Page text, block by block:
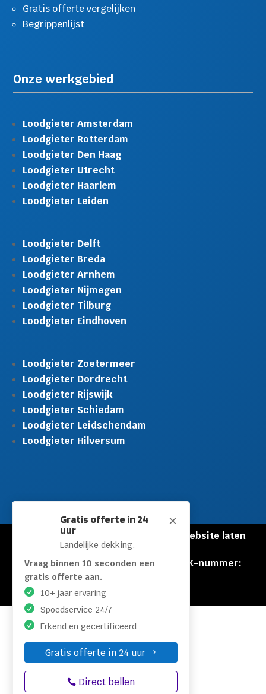
M
Gratis offerte in 24
uur
Landelijke dekking.
Vraag binnen 10 seconden een
gratis offerte aan.
10+ jaar ervaring
Spoedservice 24/7
Erkend en gecertificeerd
Gratis offerte in 24 uur
Direct bellen
Gratis offerte vergelijken
Begrippenlijst
Onze werkgebied
Loodgieter Amsterdam
Loodgieter Rotterdam
Loodgieter Den Haag
Loodgieter Utrecht
Loodgieter Haarlem
Loodgieter Leiden
Loodgieter Delft
Loodgieter Breda
Loodgieter Arnhem
Loodgieter Nijmegen
Loodgieter Tilburg
Loodgieter Eindhoven
Loodgieter Zoetermeer
Loodgieter Dordrecht
Loodgieter Rijswijk
Loodgieter Schiedam
Loodgieter Leidschendam
Loodgieter Hilversum
© Copyright Loodgieters Kwartier |
Website laten
maken door Flexamedia
Privacyverklaring|Disclaimer
KVK-nummer: